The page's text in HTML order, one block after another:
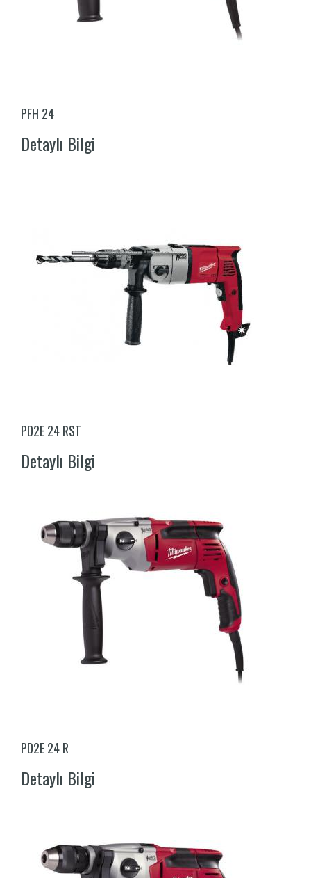
PFH 24
Detaylı Bilgi
PD2E 24 RST
Detaylı Bilgi
PD2E 24 R
Detaylı Bilgi